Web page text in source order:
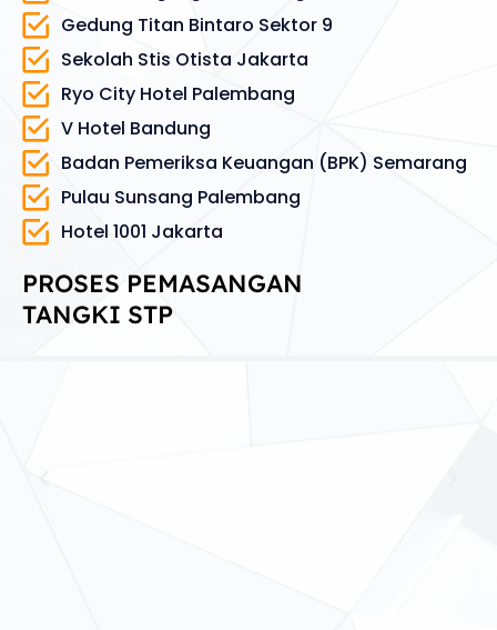
Gedung Titan Bintaro Sektor 9
Sekolah Stis Otista Jakarta
Ryo City Hotel Palembang
V Hotel Bandung
Badan Pemeriksa Keuangan (BPK) Semarang
Pulau Sunsang Palembang
Hotel 1001 Jakarta
PROSES PEMASANGAN
TANGKI STP